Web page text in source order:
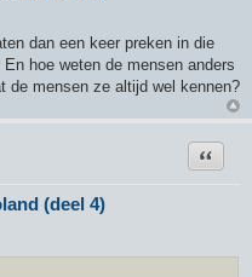
dan een keer preken in die
hoe weten de mensen anders
mensen ze altijd wel kennen?
(deel 4)
Citeer